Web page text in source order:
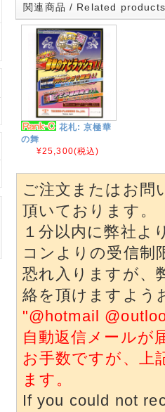
関連商品 / Related products
花札: 京極華
の舞
¥25,300(税込)
ご注文またはお問
頂いております。
１分以内に弊社よ
コンよりの受信制
恐れ入りますが、
絡を頂けますよう
"@hotmail
自動返信メールが
お手数ですが、上
ます。
If you could not